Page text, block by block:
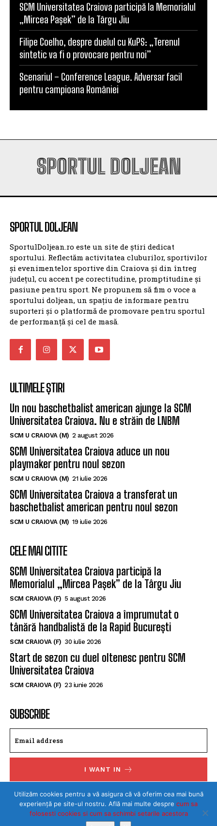
SCM Universitatea Craiova participă la Memorialul
„Mircea Pașek” de la Târgu Jiu
Filipe Coelho, despre duelul cu KuPS: „Terenul
sintetic va fi o provocare pentru noi”
Scenariul – Conference League. Adversar facil
pentru campioana României
SPORTUL DOLJEAN
SPORTUL DOLJEAN
SportulDoljean.ro este un site de știri dedicat
sportului. Reflectăm activitatea cluburilor, sportivilor
și evenimentelor sportive din Craiova și din întreg
județul, cu accent pe corectitudine, promptitudine și
pasiune pentru sport. Ne propunem să fim o voce a
sportului doljean, un spațiu de informare pentru
suporteri și o platformă de promovare pentru sportul
de performanță și cel de masă.
ULTIMELE ȘTIRI
Un nou baschetbalist american ajunge la SCM
Universitatea Craiova. Nu e străin de LNBM
SCM U CRAIOVA (M) 2 august 2026
SCM Universitatea Craiova aduce un nou
playmaker pentru noul sezon
SCM U CRAIOVA (M) 21 iulie 2026
SCM Universitatea Craiova a transferat un
baschetbalist american pentru noul sezon
SCM U CRAIOVA (M) 19 iulie 2026
CELE MAI CITITE
SCM Universitatea Craiova participă la
Memorialul „Mircea Pașek” de la Târgu Jiu
SCM CRAIOVA (F) 5 august 2026
SCM Universitatea Craiova a împrumutat o
tânără handbalistă de la Rapid București
SCM CRAIOVA (F) 30 iulie 2026
Start de sezon cu duel oltenesc pentru SCM
Universitatea Craiova
SCM CRAIOVA (F) 23 iunie 2026
SUBSCRIBE
I WANT IN
I've read and accept thePrivacy Policy.
Utilizăm cookies pentru a vă asigura că vă oferim cea mai bună
experiență pe site-ul nostru. Află mai multe despre cum sa
folosesti cookies si cum sa schimbi setarile acestora